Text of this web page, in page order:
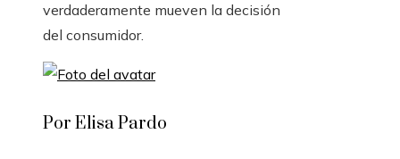
verdaderamente mueven la decisión
del consumidor.
Por Elisa Pardo